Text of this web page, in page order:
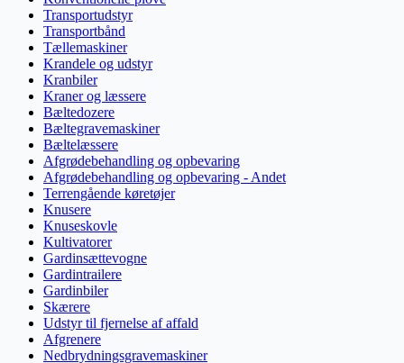
Transportudstyr
Transportbånd
Tællemaskiner
Krandele og udstyr
Kranbiler
Kraner og læssere
Bæltedozere
Bæltegravemaskiner
Bæltelæssere
Afgrødebehandling og opbevaring
Afgrødebehandling og opbevaring - Andet
Terrengående køretøjer
Knusere
Knuseskovle
Kultivatorer
Gardinsættevogne
Gardintrailere
Gardinbiler
Skærere
Udstyr til fjernelse af affald
Afgrenere
Nedbrydningsgravemaskiner